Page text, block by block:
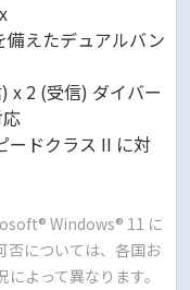
備えたデュアルバン
x 2 (受信) ダイバー
ドクラス II に対
Windows® 11 に
否については、各国お
よって異なります。